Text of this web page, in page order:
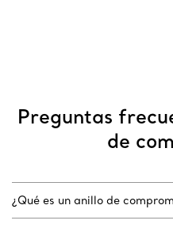
Preguntas
de
¿Qué es un anillo de